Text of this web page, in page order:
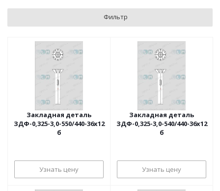
Фильтр
Закладная деталь
ЗДФ-0,325-3,0-550/440-36х12
б
Узнать цену
Закладная деталь
ЗДФ-0,325-3,0-540/440-36х12
б
Узнать цену